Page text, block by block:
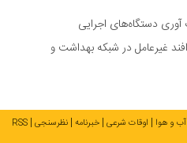
آوری دستگاه‌های اجرایی
غیرعامل در شبکه بهداشت و
آب و هوا اوقات شرعی خبرنامه نظرسنجی RSS